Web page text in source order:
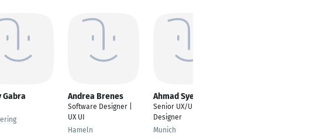
Gabra Andrea Brenes
Software Designer |
UX UI
Hameln
Ahmad Syed
Senior UX/UI
Designer
Munich